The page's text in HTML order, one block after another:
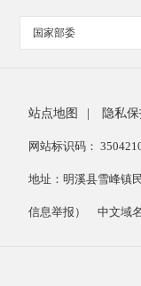
国家部委
站点地图 隐私
网站标识码：
地址：明溪县雪峰镇
信息举报） 中文域